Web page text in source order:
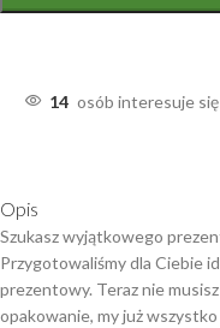
14 osób interesuje
Opis
Szukasz wyjątkowego
Przygotowaliśmy dla Ciebie
prezentowy. Teraz nie
opakowanie, my już wszystko